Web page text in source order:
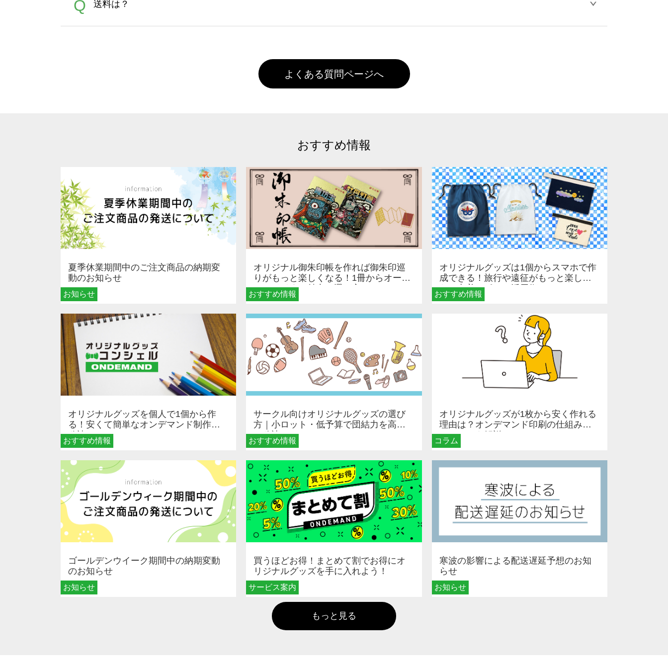
文に関わらず、前処理剤が残った状態でお届けとなる場合がございます。※2 濃色は淡色に比べ処理剤が目立ちやすく、1回の水洗いで
A
Adobeデータ(AI,PSD)で保存して頂き、デザインツール上にアップロードをお願い致します。
Q 送料は？
よくある質問ページへ
おすすめ情報
お知らせ
夏季休業期間中のご注文商品の納期変
動のお知らせ
おすすめ情報
オリジナル御朱印帳を作れば御朱印巡
りがもっと楽しくなる！1冊からオーダ
ーメイドする魅力と選び方
おすすめ情報
オリジナルグッズは1個からスマホで作
成できる！旅行や遠征がもっと楽しく
なる巾着＆ポーチ活用術
おすすめ情報
オリジナルグッズを個人で1個から作
る！安くて簡単なオンデマンド制作の
秘訣
おすすめ情報
サークル向けオリジナルグッズの選び
方｜小ロット・低予算で団結力を高め
る秘訣
コラム
オリジナルグッズが1枚から安く作れる
理由は？オンデマンド印刷の仕組みと
メリットを解説
お知らせ
ゴールデンウイーク期間中の納期変動
のお知らせ
サービス案内
買うほどお得！まとめて割でお得にオ
リジナルグッズを手に入れよう！
お知らせ
寒波の影響による配送遅延予想のお知
らせ
もっと見る